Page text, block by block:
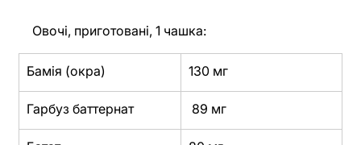
Овочі, приготовані, 1 чашка:
Бамія (окра) 130 мг
Гарбуз баттернат 89 мг